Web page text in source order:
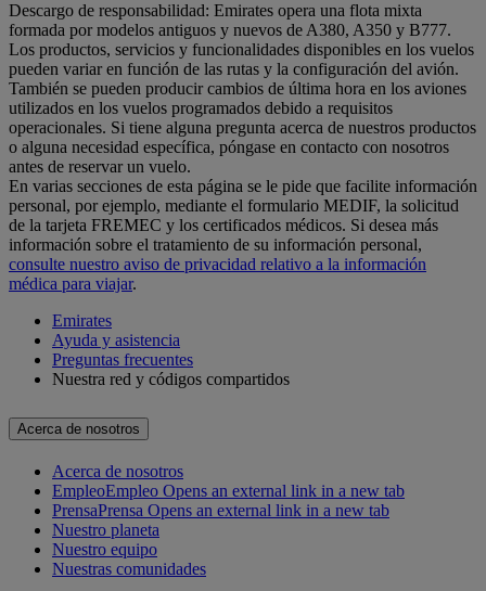
Descargo de responsabilidad: Emirates opera una flota mixta
formada por modelos antiguos y nuevos de A380, A350 y B777.
Los productos, servicios y funcionalidades disponibles en los vuelos
pueden variar en función de las rutas y la configuración del avión.
También se pueden producir cambios de última hora en los aviones
utilizados en los vuelos programados debido a requisitos
operacionales. Si tiene alguna pregunta acerca de nuestros productos
o alguna necesidad específica, póngase en contacto con nosotros
antes de reservar un vuelo.
En varias secciones de esta página se le pide que facilite información
personal, por ejemplo, mediante el formulario MEDIF, la solicitud
de la tarjeta FREMEC y los certificados médicos. Si desea más
información sobre el tratamiento de su información personal,
consulte nuestro aviso de privacidad relativo a la información
médica para viajar.
Emirates
Ayuda y asistencia
Preguntas frecuentes
Nuestra red y códigos compartidos
Acerca de nosotros
Acerca de nosotros
EmpleoEmpleo Opens an external link in a new tab
PrensaPrensa Opens an external link in a new tab
Nuestro planeta
Nuestro equipo
Nuestras comunidades